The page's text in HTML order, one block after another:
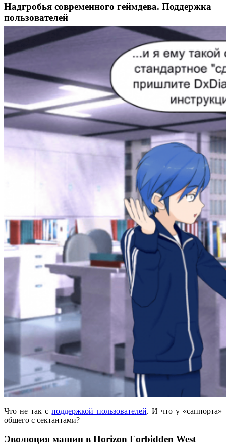
Надгробья современного геймдева. Поддержка
пользователей
Что не так споддержкой пользователей. И что у «саппорта»
общего с сектантами?
Эволюция машин в Horizon Forbidden West